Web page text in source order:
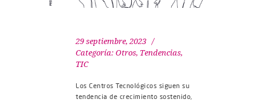
29 septiembre, 2023
Categoría: Otros, Tendencias,
TIC
Los Centros Tecnológicos siguen su
tendencia de crecimiento sostenido,